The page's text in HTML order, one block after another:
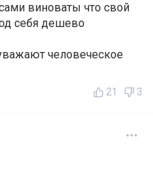
виноваты что свой
себя дешево
человеческое
21 3